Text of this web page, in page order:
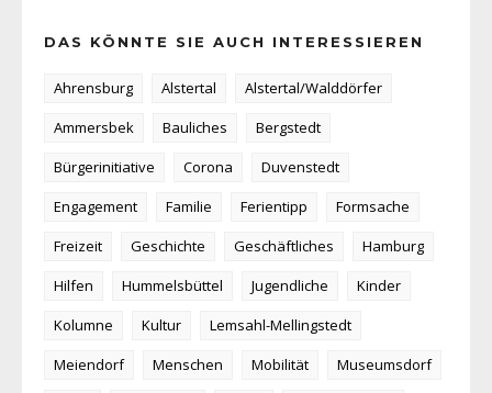
DAS KÖNNTE SIE AUCH INTERESSIEREN
Ahrensburg Alstertal
Alstertal/Walddörfer
Ammersbek
Bauliches
Bergstedt
Bürgerinitiative
Corona
Duvenstedt
Engagement
Familie Ferientipp
Formsache
Freizeit
Geschichte Geschäftliches
Hamburg
Hilfen
Hummelsbüttel Jugendliche
Kinder
Kolumne
Kultur
Lemsahl-Mellingstedt
Meiendorf
Menschen Mobilität
Museumsdorf